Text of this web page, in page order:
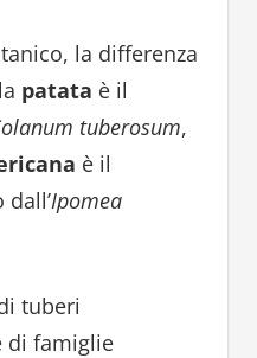
la differenza
patata è il
tuberosum,
è il
Ipomea
tuberi
di famiglie